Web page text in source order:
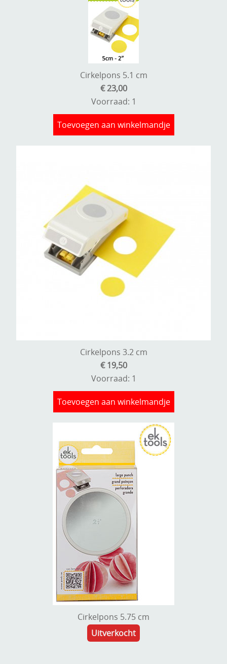
Cirkelpons 5.1 cm
€ 23,00
Voorraad: 1
Toevoegen aan winkelmandje
Cirkelpons 3.2 cm
€ 19,50
Voorraad: 1
Toevoegen aan winkelmandje
Cirkelpons 5.75 cm
Uitverkocht